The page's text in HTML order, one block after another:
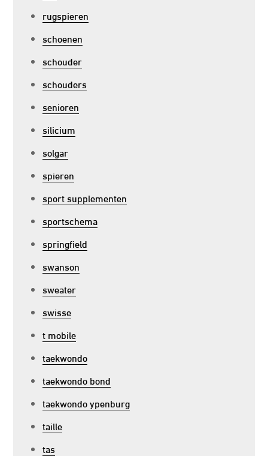
rugspieren
schoenen
schouder
schouders
senioren
silicium
solgar
spieren
sport supplementen
sportschema
springfield
swanson
sweater
swisse
t mobile
taekwondo
taekwondo bond
taekwondo ypenburg
taille
tas